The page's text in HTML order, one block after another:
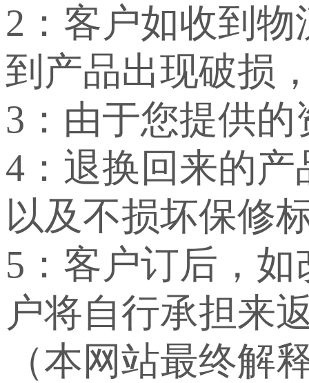
2：客户如收到
到产品出现破损
3：由于您提供
4：退换回来的
以及不损坏保修
5：客户订后，
户将自行承担来
（本网站最终解